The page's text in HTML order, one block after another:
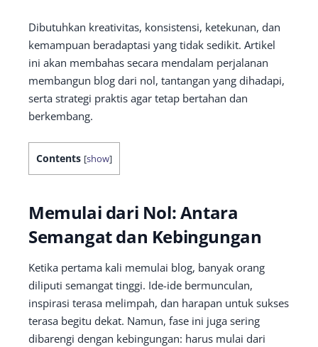
Dibutuhkan kreativitas, konsistensi, ketekunan, dan
kemampuan beradaptasi yang tidak sedikit. Artikel
ini akan membahas secara mendalam perjalanan
membangun blog dari nol, tantangan yang dihadapi,
serta strategi praktis agar tetap bertahan dan
berkembang.
Contents [show]
Memulai dari Nol: Antara
Semangat dan Kebingungan
Ketika pertama kali memulai blog, banyak orang
diliputi semangat tinggi. Ide-ide bermunculan,
inspirasi terasa melimpah, dan harapan untuk sukses
terasa begitu dekat. Namun, fase ini juga sering
dibarengi dengan kebingungan: harus mulai dari